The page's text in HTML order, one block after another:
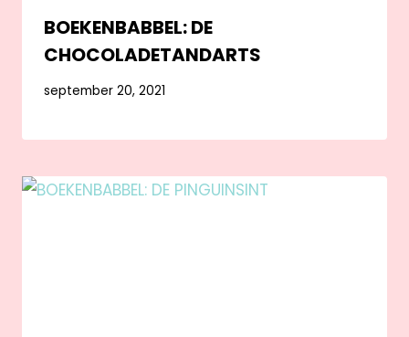
BOEKENBABBEL: DE
CHOCOLADETANDARTS
september 20, 2021